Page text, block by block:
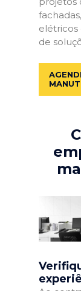
elétricos
de